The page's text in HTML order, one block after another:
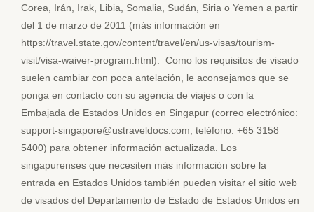
Corea, Irán, Irak, Libia, Somalia, Sudán, Siria o Yemen a partir
del 1 de marzo de 2011 (más información en
https://travel.state.gov/content/travel/en/us-visas/tourism-
visit/visa-waiver-program.html). Como los requisitos de visado
suelen cambiar con poca antelación, le aconsejamos que se
ponga en contacto con su agencia de viajes o con la
Embajada de Estados Unidos en Singapur (correo electrónico:
support-singapore@ustraveldocs.com, teléfono: +65 3158
5400) para obtener información actualizada. Los
singapurenses que necesiten más información sobre la
entrada en Estados Unidos también pueden visitar el sitio web
de visados del Departamento de Estado de Estados Unidos en